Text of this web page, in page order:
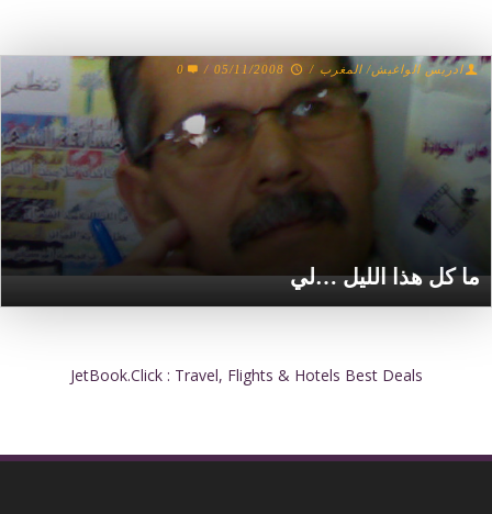
ما كل هذا الليل …لي
ادريس الواغيش/ المغرب /
05/11/2008
/
0
JetBook.Click : Travel, Flights & Hotels Best Deals